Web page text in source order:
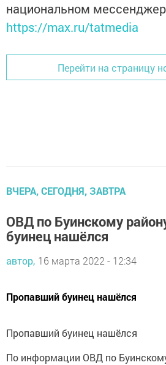
национальном
https://max.ru/tatmedia
Перейти на страницу
ВЧЕРА, СЕГОДНЯ, ЗАВТРА
ОВД по Буинскому
буинец нашёлся
автор, 16 марта 2022 - 12:34
Пропавший буинец нашёлся
Пропавший буинец нашёлся
По информации ОВД по